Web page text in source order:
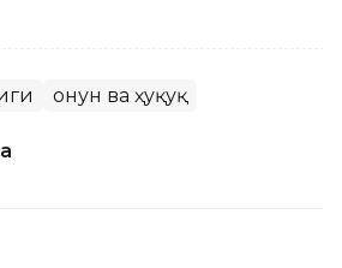
Қонун ва ҳуқуқ